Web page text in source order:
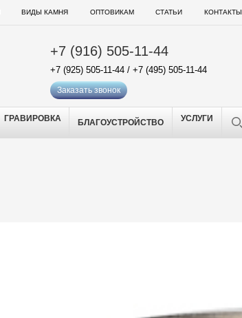
ВИДЫ КАМНЯ ОПТОВИКАМ СТАТЬИ КОНТАКТЫ
+7 (916) 505-11-44
+7 (925) 505-11-44 / +7 (495) 505-11-44
Заказать звонок
ГРАВИРОВКА БЛАГОУСТРОЙСТВО УСЛУГИ